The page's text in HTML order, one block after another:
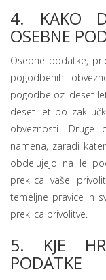
4. KAKO
OSEBNE
Osebne podatke,
pogodbenih
pogodbe oz. deset
deset let po
obveznosti. Druge
namena, zaradi
obdelujejo na le
preklica vaše
temeljne pravice in
preklica privolitve.
5. KJE
PODATKE